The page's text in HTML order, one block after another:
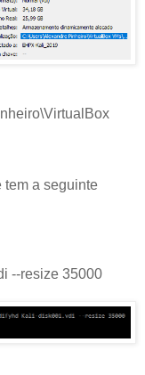
tem a seguinte
--resize 35000